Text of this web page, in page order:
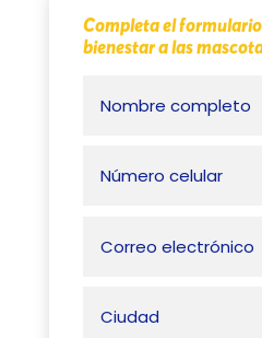
Completa el
bienestar a las